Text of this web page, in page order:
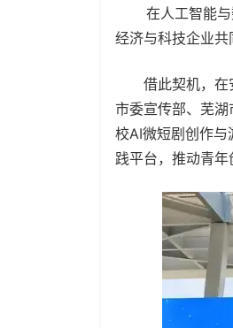
在人工智能与数
经济与科技企业共
借此契机，在安
市委宣传部、芜
校AI微短剧创作
践平台，推动青年